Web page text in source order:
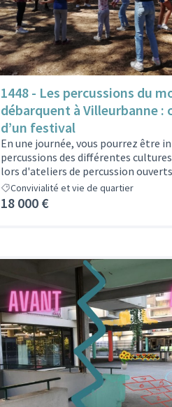
1448 - Les percussions du
débarquent à Villeurbanne :
d’un festival
En une journée, vous pourrez être
percussions des différentes
lors d'ateliers de percussion ouverts
Convivialité et vie de quartier
18 000 €